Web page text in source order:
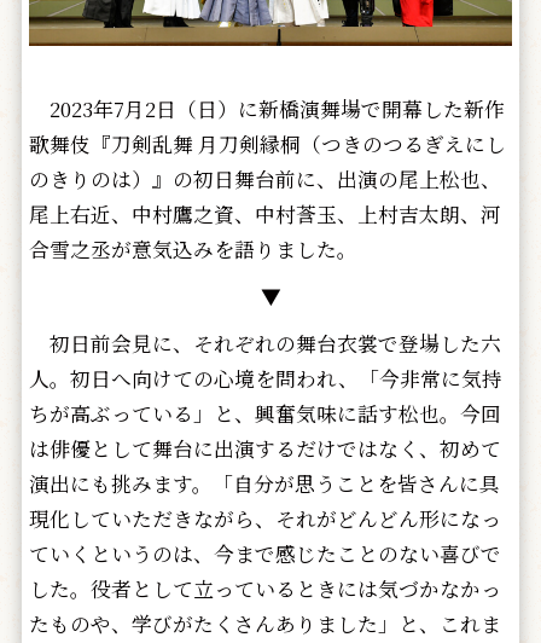
2023年7月2日（日）に新橋演舞場で開幕した新作
歌舞伎『刀剣乱舞 月刀剣縁桐（つきのつるぎえにし
のきりのは）』の初日舞台前に、出演の尾上松也、
尾上右近、中村鷹之資、中村莟玉、上村吉太朗、河
合雪之丞が意気込みを語りました。
▼
初日前会見に、それぞれの舞台衣裳で登場した六
人。初日へ向けての心境を問われ、「今非常に気持
ちが高ぶっている」と、興奮気味に話す松也。今回
は俳優として舞台に出演するだけではなく、初めて
演出にも挑みます。「自分が思うことを皆さんに具
現化していただきながら、それがどんどん形になっ
ていくというのは、今まで感じたことのない喜びで
した。役者として立っているときには気づかなかっ
たものや、学びがたくさんありました」と、これま